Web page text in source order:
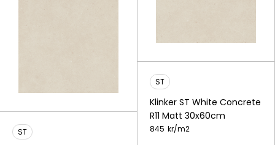
ST
ST
Klinker ST White Concrete
R11 Matt 30x60cm
845 kr/m2